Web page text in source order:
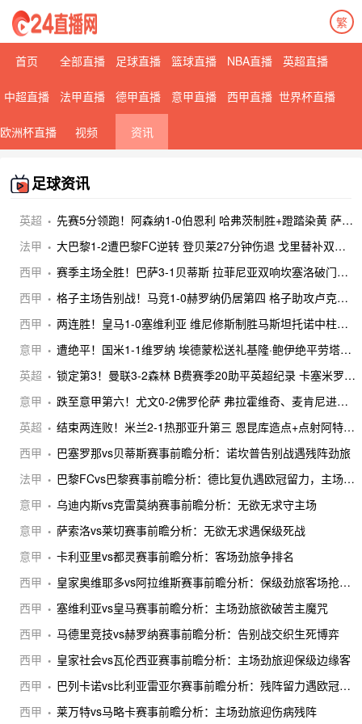
繁
首页 全部直播 足球直播 篮球直播 NBA直播 英超直播
中超直播 法甲直播 德甲直播 意甲直播 西甲直播 世界杯直播
欧洲杯直播 视频 资讯
足球资讯
英超
先赛5分领跑！阿森纳1-0伯恩利 哈弗茨制胜+蹬踏染黄 萨卡献助攻
法甲
大巴黎1-2遭巴黎FC逆转 登贝莱27分钟伤退 戈里替补双响+读秒绝杀
西甲
赛季主场全胜！巴萨3-1贝蒂斯 拉菲尼亚双响坎塞洛破门伊斯科点射
西甲
格子主场告别战！马竞1-0赫罗纳仍居第四 格子助攻卢克曼制胜球
西甲
两连胜！皇马1-0塞维利亚 维尼修斯制胜马斯坦托诺中柱姆总失良机
意甲
遭绝平！国米1-1维罗纳 埃德蒙松送礼基隆·鲍伊绝平劳塔罗失良机
英超
锁定第3！曼联3-2森林 B费赛季20助平英超纪录 卡塞米罗主场告别
意甲
跌至意甲第六！尤文0-2佛罗伦萨 弗拉霍维奇、麦肯尼进球被吹
英超
结束两连败！米兰2-1热那亚升第三 恩昆库造点+点射阿特卡梅破门
西甲
巴塞罗那vs贝蒂斯赛事前瞻分析：诺坎普告别战遇残阵劲旅
法甲
巴黎FCvs巴黎赛事前瞻分析：德比复仇遇欧冠留力，主场劲旅碰残阵豪门
意甲
乌迪内斯vs克雷莫纳赛事前瞻分析：无欲无求守主场
意甲
萨索洛vs莱切赛事前瞻分析：无欲无求遇保级死战
意甲
卡利亚里vs都灵赛事前瞻分析：客场劲旅争排名
西甲
皇家奥维耶多vs阿拉维斯赛事前瞻分析：保级劲旅客场抢分续命
西甲
塞维利亚vs皇马赛事前瞻分析：主场劲旅欲破苦主魔咒
西甲
马德里竞技vs赫罗纳赛事前瞻分析：告别战交织生死博弈
西甲
皇家社会vs瓦伦西亚赛事前瞻分析：主场劲旅迎保级边缘客
西甲
巴列卡诺vs比利亚雷亚尔赛事前瞻分析：残阵留力遇欧冠卡位劲旅
西甲
莱万特vs马略卡赛事前瞻分析：主场劲旅迎伤病残阵